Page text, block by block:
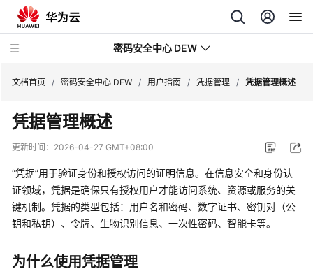
密码安全中心 DEW
最
新
态
产
品
文档首页 / 密码安全中心 DEW / 用户指南 / 凭据管理 / 凭据管理概述
凭据管理概述
更新时间： 2026-04-27 GMT+08:00
“凭据”用于验证身份和授权访问的证明信息。在信息安全和身份认
证领域，凭据是确保只有授权用户才能访问系统、资源或服务的关
键机制。凭据的类型包括：用户名和密码、数字证书、密钥对（公
钥和私钥）、令牌、生物识别信息、一次性密码、智能卡等。
为什么使用凭据管理